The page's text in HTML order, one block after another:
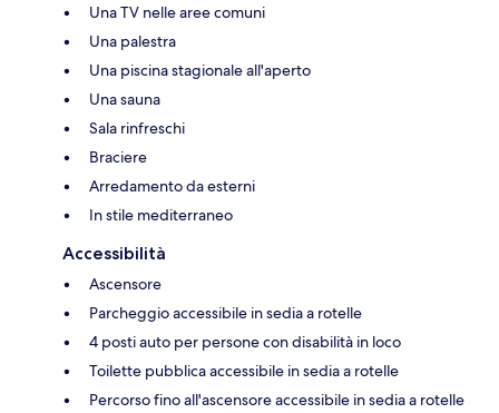
Una TV nelle aree comuni
Una palestra
Una piscina stagionale all'aperto
Una sauna
Sala rinfreschi
Braciere
Arredamento da esterni
In stile mediterraneo
Accessibilità
Ascensore
Parcheggio accessibile in sedia a rotelle
4 posti auto per persone con disabilità in loco
Toilette pubblica accessibile in sedia a rotelle
Percorso fino all'ascensore accessibile in sedia a rotelle